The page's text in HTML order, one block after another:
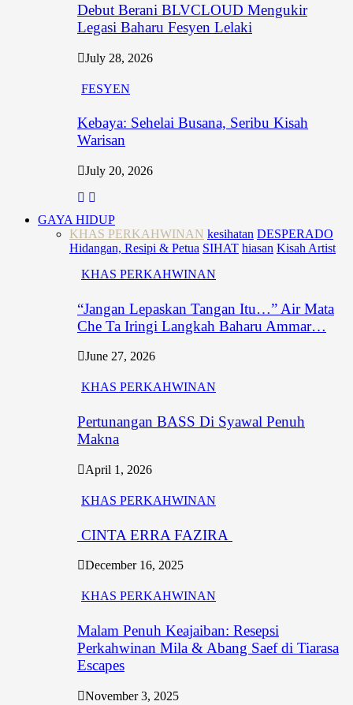
Debut Berani BLVCLOUD Mengukir
Legasi Baharu Fesyen Lelaki
July 28, 2026
FESYEN
Kebaya: Sehelai Busana, Seribu Kisah
Warisan
July 20, 2026
GAYA HIDUP
KHAS PERKAHWINAN kesihatan DESPERADO
Hidangan, Resipi & Petua SIHAT hiasan Kisah Artist
KHAS PERKAHWINAN
“Jangan Lepaskan Tangan Itu…” Air Mata
Che Ta Iringi Langkah Baharu Ammar…
June 27, 2026
KHAS PERKAHWINAN
Pertunangan BASS Di Syawal Penuh
Makna
April 1, 2026
KHAS PERKAHWINAN
CINTA ERRA FAZIRA
December 16, 2025
KHAS PERKAHWINAN
Malam Penuh Keajaiban: Resepsi
Perkahwinan Mila & Abang Saef di Tiarasa
Escapes
November 3, 2025